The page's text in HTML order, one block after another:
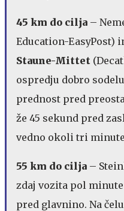
45 km do cilja –
Education-EasyPost)
Staune-Mittet
ospredju dobro
prednost pred
že 45 sekund pred
vedno okoli tri
55 km do cilja –
zdaj vozita pol
pred glavnino. Na